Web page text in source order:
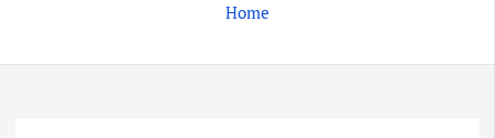
Home